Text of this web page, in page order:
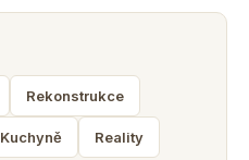
Rekonstrukce
Kuchyně Reality